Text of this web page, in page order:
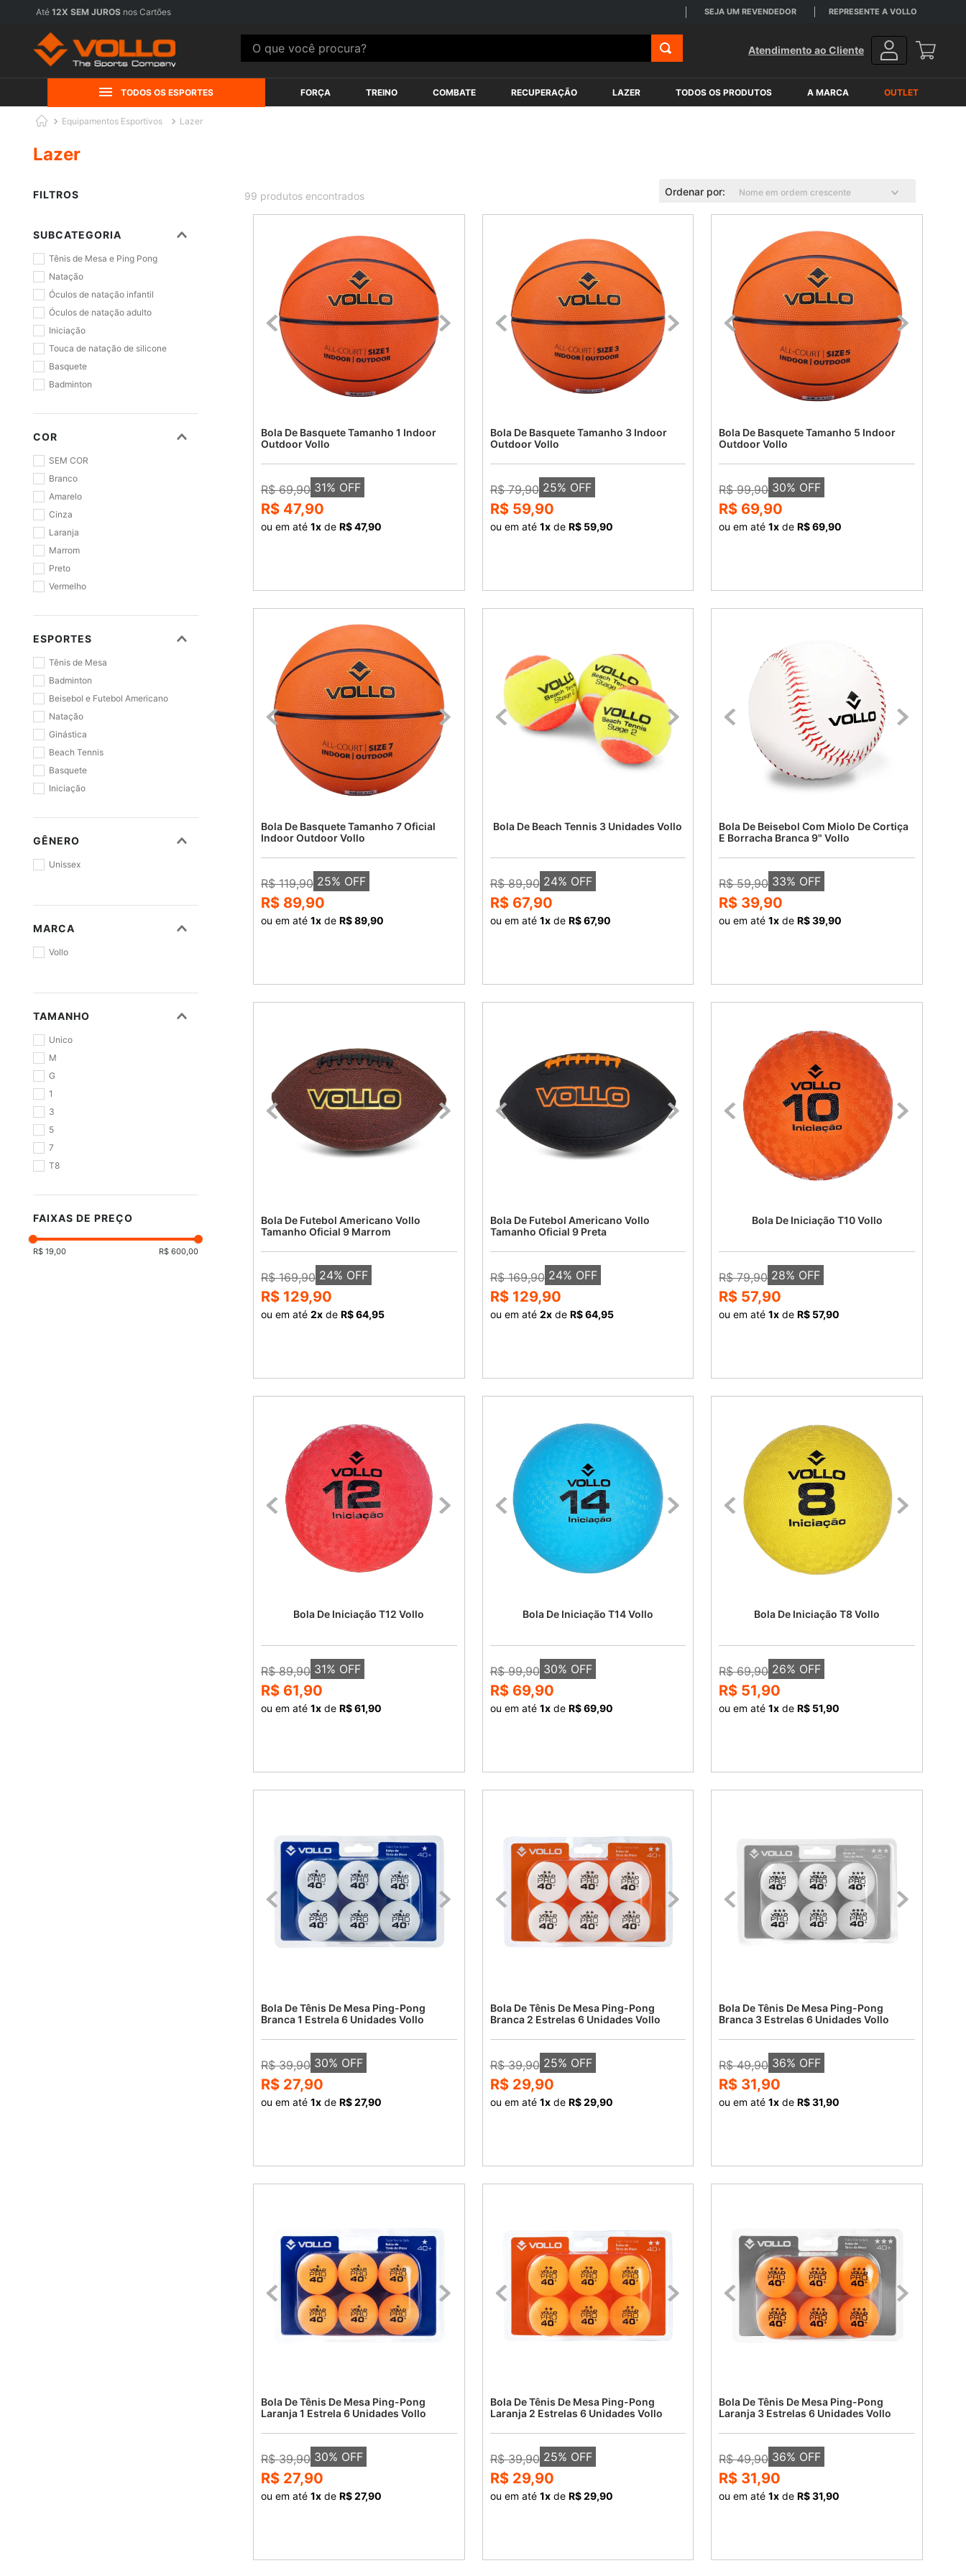
FRETE GRÁTISacima de R$199,90 para Sul e Sudeste. Consulte regiões* SEJA UM REVENDEDOR REPRESENTE A VOLLO
O que você procura?
Atendimento ao Cliente
TODOS OS ESPORTES FORÇA TREINO COMBATE RECUPERAÇÃO LAZER TODOS OS PRODUTOS A MARCA OUTLET
Equipamentos Esportivos Lazer
Lazer
FILTROS
SUBCATEGORIA
Tênis de Mesa e Ping Pong
Natação
Óculos de natação infantil
Óculos de natação adulto
Iniciação
Touca de natação de silicone
Basquete
Badminton
Pickleball
Touca de natação infantil
Kit de natação Infantil
Vôlei
COR
SEM COR
Branco
Amarelo
Cinza
Laranja
Marrom
Preto
Vermelho
Transparente
Verde
Prata
Azul e Amarelo
Laranja e Preto
ESPORTES
Tênis de Mesa
Badminton
Beisebol e Futebol Americano
Natação
Ginástica
Beach Tennis
Basquete
Iniciação
GÊNERO
Unissex
MARCA
Vollo
TAMANHO
Unico
M
G
1
3
5
7
T8
T14
40mm
FAIXAS DE PREÇO
R$ 19,00 R$ 600,00
99 produtos Ordenar por Nome em ordem crescente
Bola De Basquete Tamanho 1 Indoor
Outdoor Vollo
R$ 69,90 31% OFF
R$ 47,90
ou em até 1x de R$ 47,90
Bola De Basquete Tamanho 3 Indoor
Outdoor Vollo
R$ 79,90 25% OFF
R$ 59,90
ou em até 1xde R$ 59,90
Bola De Basquete Tamanho 5 Indoor
Outdoor Vollo
R$ 99,90 30% OFF
R$ 69,90
ou em até1x deR$ 69,90
Bola De Basquete Tamanho 7 Oficial
Indoor Outdoor Vollo
R$ 119,90 25% OFF
R$ 89,90
ou em até 1x de R$ 89,90
Bola De Beach Tennis 3 Unidades Vollo
R$ 89,90 24% OFF
R$ 67,90
ou em até 1xde R$ 67,90
Bola De Beisebol Com Miolo De Cortiça
E Borracha Branca 9" Vollo
R$ 59,90 33% OFF
R$ 39,90
ou em até1x deR$ 39,90
Bola De Futebol Americano Vollo
Tamanho Oficial 9 Marrom
R$ 169,90 24% OFF
R$ 129,90
ou em até 2x de R$ 64,95
Bola De Futebol Americano Vollo
Tamanho Oficial 9 Preta
R$ 169,90 24% OFF
R$ 129,90
ou em até 2xde R$ 64,95
Bola De Iniciação T10 Vollo
R$ 79,90 28% OFF
R$ 57,90
ou em até1x deR$ 57,90
Bola De Iniciação T12 Vollo
R$ 89,90 31% OFF
R$ 61,90
ou em até 1x de R$ 61,90
Bola De Iniciação T14 Vollo
R$ 99,90 30% OFF
R$ 69,90
ou em até 1xde R$ 69,90
Bola De Iniciação T8 Vollo
R$ 69,90 26% OFF
R$ 51,90
ou em até1x deR$ 51,90
Bola De Tênis De Mesa Ping-Pong
Branca 1 Estrela 6 Unidades Vollo
R$ 39,90 30% OFF
R$ 27,90
ou em até 1x de R$ 27,90
Bola De Tênis De Mesa Ping-Pong
Branca 2 Estrelas 6 Unidades Vollo
R$ 39,90 25% OFF
R$ 29,90
ou em até 1xde R$ 29,90
Bola De Tênis De Mesa Ping-Pong
Branca 3 Estrelas 6 Unidades Vollo
R$ 49,90 36% OFF
R$ 31,90
ou em até1x deR$ 31,90
Bola De Tênis De Mesa Ping-Pong
Laranja 1 Estrela 6 Unidades Vollo
R$ 39,90 30% OFF
R$ 27,90
ou em até 1x de R$ 27,90
Bola De Tênis De Mesa Ping-Pong
Laranja 2 Estrelas 6 Unidades Vollo
R$ 39,90 25% OFF
R$ 29,90
ou em até 1xde R$ 29,90
Bola De Tênis De Mesa Ping-Pong
Laranja 3 Estrelas 6 Unidades Vollo
R$ 49,90 36% OFF
R$ 31,90
ou em até1x deR$ 31,90